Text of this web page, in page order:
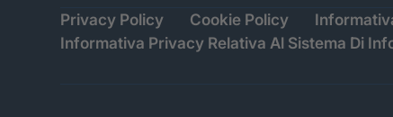
Privacy Policy Cookie Policy
Informativa Privacy Relativa Al Sistema Di